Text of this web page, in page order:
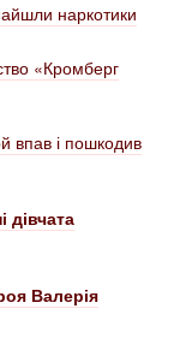
наркотики
«Кромберг
впав і пошкодив
дівчата
Валерія